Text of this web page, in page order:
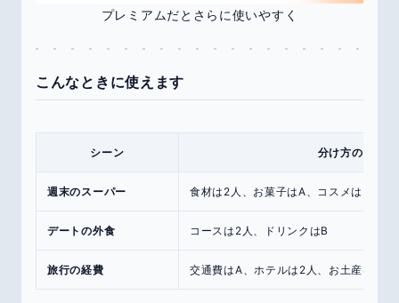
プレミアムだとさらに使いやすく
こんなときに使えます
シーン 分け方の例
週末のスーパー 食材は2人、お菓子はA、コスメはB
デートの外食 コースは2人、ドリンクはB
旅行の経費 交通費はA、ホテルは2人、お土産は各自